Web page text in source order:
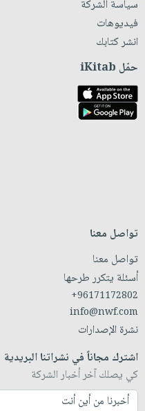
سياسة الشركة
فيديوهات
انشر كتابك
حمّل iKitab
تواصل معنا
تواصل معنا
أسئلة يتكرر طرحها
+96171172802
info@nwf.com
نشرة الإصدارات
اشترك مجاناً في نشراتنا البريدية
كي يصلك آخر أخبار الشركة